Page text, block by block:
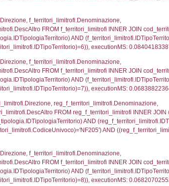
WHERE
Autorita,
f_confini_stato.Distanza FROM
4133;, executionMS:
el_province.citta,
INNER JOIN
(((f_confini.IDNotifica)=4133));,